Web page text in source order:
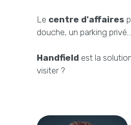
Le centre d'affaires
douche, un parking
Handfield est la
visiter ?